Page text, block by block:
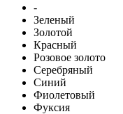
-
Зеленый
Золотой
Красный
Розовое золото
Серебряный
Синий
Фиолетовый
Фуксия